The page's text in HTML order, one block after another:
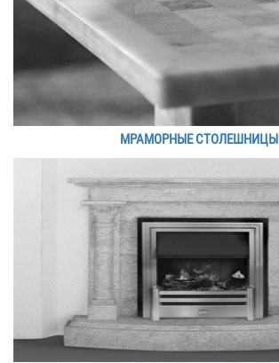
МРАМОРНЫЕ СТОЛЕШНИЦЫ